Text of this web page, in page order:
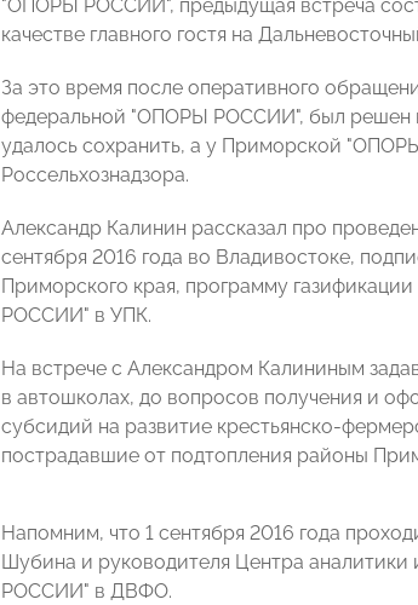
"ОПОРЫ РОССИИ", предыдущая встреча
качестве главного гостя на
За это время после оперативного
федеральной "ОПОРЫ РОССИИ", был решен
удалось сохранить, а у Приморской
Россельхознадзора.
Александр Калинин рассказал про
сентября 2016 года во Владивостоке,
Приморского края, программу
РОССИИ" в УПК.
На встрече с Александром Калининым
в автошколах, до вопросов получения и
субсидий на развитие крестьянско-
пострадавшие от подтопления районы
Напомним, что 1 сентября 2016 года
Шубина и руководителя Центра
РОССИИ" в ДВФО.